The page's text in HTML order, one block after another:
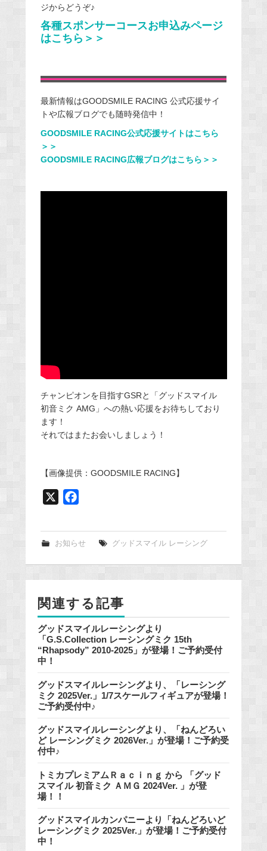
ジからどうぞ♪
各種スポンサーコースお申込みページ
はこちら＞＞
最新情報はGOODSMILE RACING 公式応援サイ
トや広報ブログでも随時発信中！
GOODSMILE RACING公式応援サイトはこちら
＞＞
GOODSMILE RACING広報ブログはこちら＞＞
チャンピオンを目指すGSRと「グッドスマイル
初音ミク AMG」への熱い応援をお待ちしており
ます！
それではまたお会いしましょう！
【画像提供：GOODSMILE RACING】
e
k
お知らせ グッドスマイル レーシング
関連する記事
グッドスマイルレーシングより
「G.S.Collection レーシングミク 15th
“Rhapsody” 2010-2025」が登場！ご予約受付
中！
グッドスマイルレーシングより、「レーシング
ミク 2025Ver.」1/7スケールフィギュアが登場！
ご予約受付中♪
グッドスマイルレーシングより、「ねんどろい
ど レーシングミク 2026Ver.」が登場！ご予約受
付中♪
トミカプレミアムＲａｃｉｎｇ から 「グッド
スマイル 初音ミク ＡＭＧ 2024Ver. 」が登
場！！
グッドスマイルカンパニーより「ねんどろいど
レーシングミク 2025Ver.」が登場！ご予約受付
中！